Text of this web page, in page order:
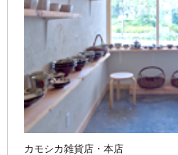
カモシカ雑貨店・本店